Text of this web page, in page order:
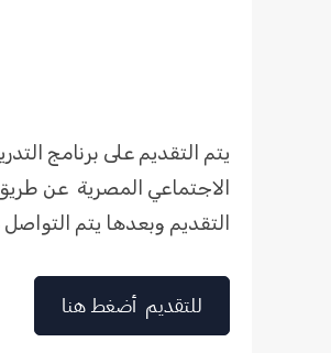
يتم التقديم على برنامج
الاجتماعي المصرية عن
التقديم وبعدها يتم
للتقديم أضغط هنا